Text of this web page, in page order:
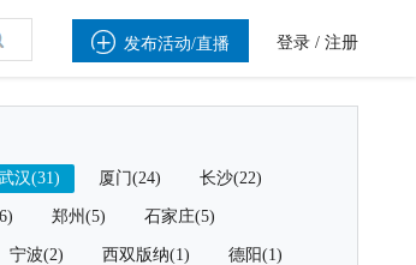
 发布活动/直播 登录 / 注册
汉(31) 厦门(24) 长沙(22)
郑州(5) 石家庄(5)
宁波(2) 西双版纳(1) 德阳(1)